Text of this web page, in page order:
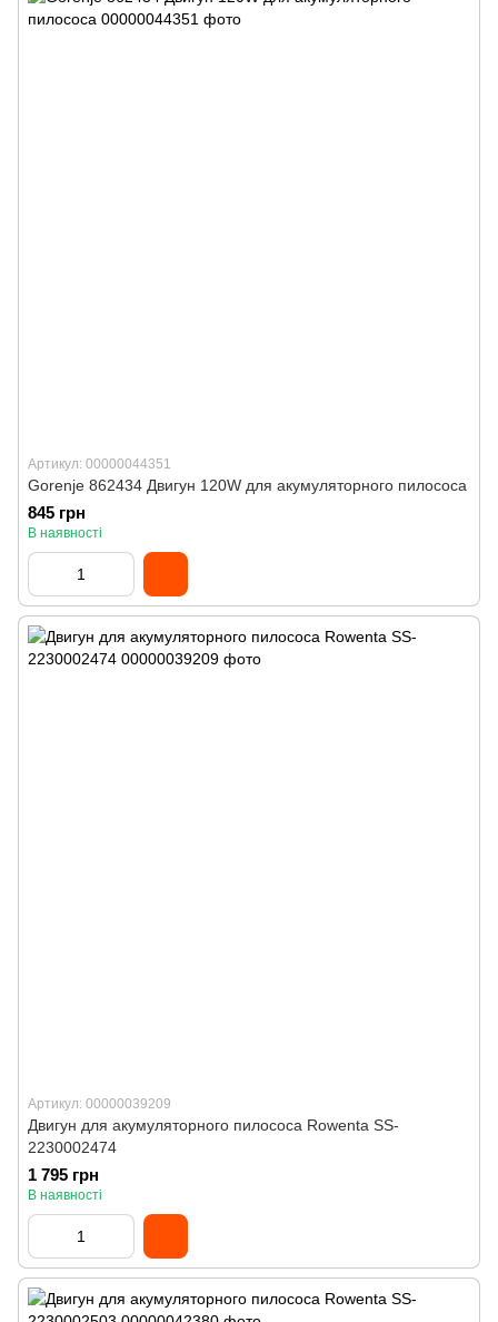
Артикул: 00000044351
Gorenje 862434 Двигун 120W для акумуляторного пилососа
845 грн
В наявності
Артикул: 00000039209
Двигун для акумуляторного пилососа Rowenta SS-
2230002474
1 795 грн
В наявності